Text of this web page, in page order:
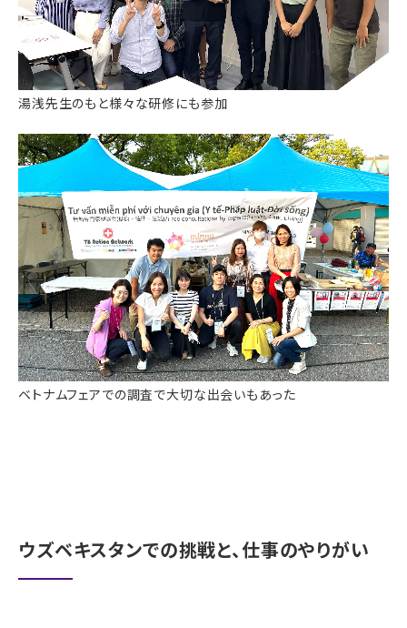
湯浅先生のもと様々な研修にも参加
ベトナムフェアでの調査で大切な出会いもあった
ウズベキスタンでの挑戦と、仕事のやりがい